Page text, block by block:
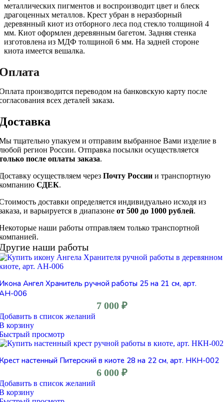
металлических пигментов и воспроизводит цвет и блеск
драгоценных металлов. Крест убран в неразборный
деревянный киот из отборного леса под стекло толщиной 4
мм. Киот оформлен деревянным багетом. Задняя стенка
изготовлена из МДФ толщиной 6 мм. На задней стороне
киота имеется вешалка.
производится переводом на банковскую карту после
всех деталей заказа.
тщательно упакуем и отправим выбранное Вами изделие в
регион России. Отправка посылки осуществляется
после оплаты заказа.
осуществляем через Почту России и транспортную
СДЕК.
доставки определяется индивидуально исходя из
и варьируется в диапазоне от 500 до 1000 рублей.
наши работы отправляем только транспортной
наши работы
Ангел Хранитель ручной работы 25 на 21 см, арт.
006
7 000 ₽
в список желаний
корзину
просмотр
настенный Питерский в киоте 28 на 22 см, арт. НКН-002
6 000 ₽
в список желаний
корзину